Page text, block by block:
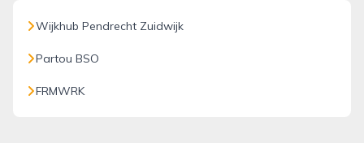
Wijkhub Pendrecht Zuidwijk
Partou BSO
FRMWRK